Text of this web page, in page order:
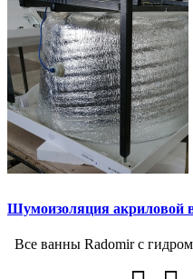
Шумоизоляция акриловой
Все ванны Radomir с